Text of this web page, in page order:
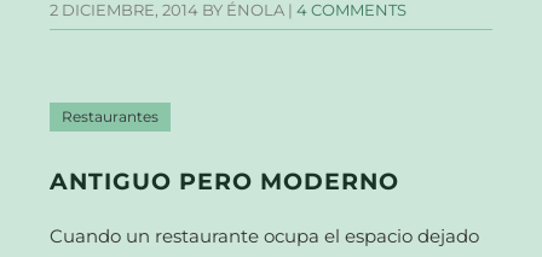
2 DICIEMBRE, 2014 BY ÉNOLA |4 COMMENTS
Restaurantes
ANTIGUO PERO MODERNO
Cuando un restaurante ocupa el espacio dejado